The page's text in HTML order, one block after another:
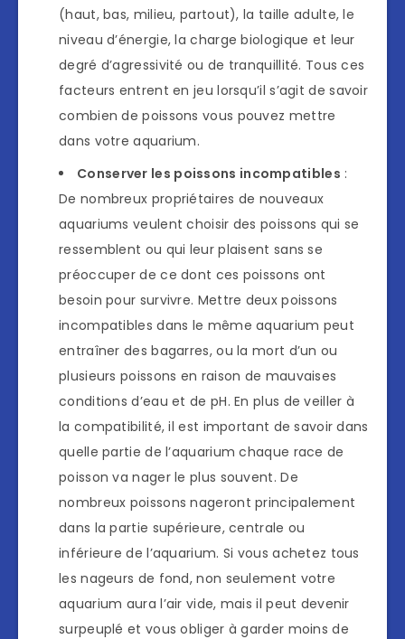
(haut, bas, milieu, partout), la taille adulte, le
niveau d’énergie, la charge biologique et leur
degré d’agressivité ou de tranquillité. Tous ces
facteurs entrent en jeu lorsqu’il s’agit de savoir
combien de poissons vous pouvez mettre
dans votre aquarium.
Conserver les poissons incompatibles :
De nombreux propriétaires de nouveaux
aquariums veulent choisir des poissons qui se
ressemblent ou qui leur plaisent sans se
préoccuper de ce dont ces poissons ont
besoin pour survivre. Mettre deux poissons
incompatibles dans le même aquarium peut
entraîner des bagarres, ou la mort d’un ou
plusieurs poissons en raison de mauvaises
conditions d’eau et de pH. En plus de veiller à
la compatibilité, il est important de savoir dans
quelle partie de l’aquarium chaque race de
poisson va nager le plus souvent. De
nombreux poissons nageront principalement
dans la partie supérieure, centrale ou
inférieure de l’aquarium. Si vous achetez tous
les nageurs de fond, non seulement votre
aquarium aura l’air vide, mais il peut devenir
surpeuplé et vous obliger à garder moins de